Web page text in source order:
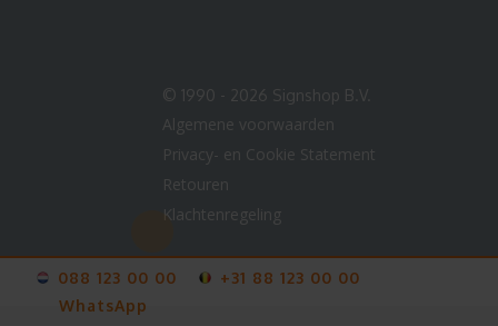
© 1990 - 2026 Signshop B.V.
Algemene voorwaarden
Privacy- en Cookie Statement
Retouren
Klachtenregeling
088 123 00 00
+31 88 123 00 00
WhatsApp